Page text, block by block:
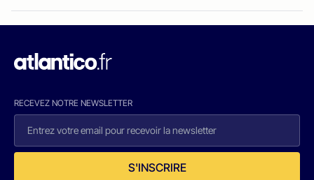
RECEVEZ NOTRE NEWSLETTER
S'INSCRIRE